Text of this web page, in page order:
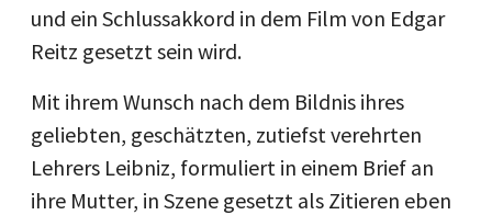
und ein Schlussakkord in dem Film von Edgar
Reitz gesetzt sein wird.
Mit ihrem Wunsch nach dem Bildnis ihres
geliebten, geschätzten, zutiefst verehrten
Lehrers Leibniz, formuliert in einem Brief an
ihre Mutter, in Szene gesetzt als Zitieren eben